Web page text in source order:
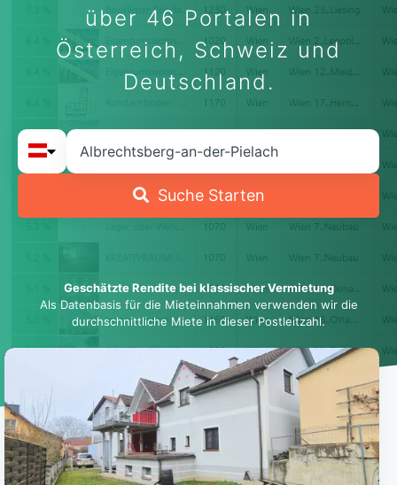
über 46 Portalen in
Österreich, Schweiz und
Deutschland.
Suche Starten
Geschätzte Rendite bei klassischer Vermietung
Als Datenbasis für die Mieteinnahmen verwenden wir die
durchschnittliche Miete in dieser Postleitzahl.